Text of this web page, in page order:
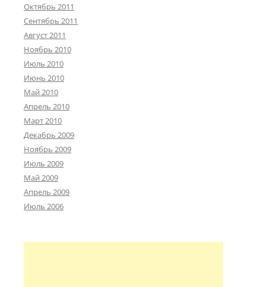
Октябрь 2011
Сентябрь 2011
Август 2011
Ноябрь 2010
Июль 2010
Июнь 2010
Май 2010
Апрель 2010
Март 2010
Декабрь 2009
Ноябрь 2009
Июль 2009
Май 2009
Апрель 2009
Июль 2006